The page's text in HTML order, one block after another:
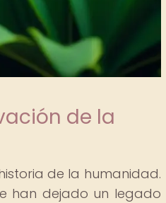
de la
de la humanidad.
han dejado un legado